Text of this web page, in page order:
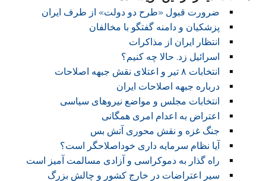
ضرورت قبول «طرح دو دولت» از طرف ایران
پزشکیان و دامنه گفتگو با مخالفان
انتظار ایران از مذاکرات
اسرائیل زد. حالا چه کنیم؟
انتخابات ۸ تیر و اعتلای نقش جبهه اصلاحات
درباره جبهه اصلاحات ایران
انتخابات مجلس و مواضع نیروهای سیاسی
اعتراض به اعدام امری همگانی
جنگ غزه و نقش محوری آتش بس
آیا نظام سرمایه داری خوداصلاحگر است؟
راه گذار به دموکراسی و آزادی مسالمت آمیز است
سیر اعتراضات در خارج کشور و چالش بزرگ